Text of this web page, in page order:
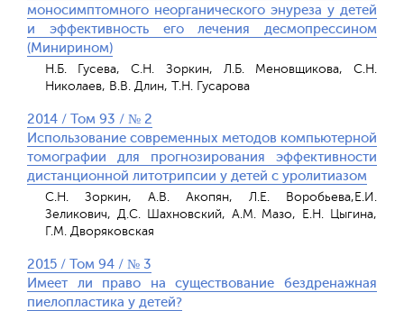
моносимптомного неорганического энуреза у детей
и эффективность его лечения десмопрессином
(Минирином)
Н.Б. Гусева, С.Н. Зоркин, Л.Б. Меновщикова, С.Н.
Николаев, В.В. Длин, Т.Н. Гусарова
2014 / Том 93 / № 2
Использование современных методов компьютерной
томографии для прогнозирования эффективности
дистанционной литотрипсии у детей с уролитиазом
С.Н. Зоркин, А.В. Акопян, Л.Е. Воробьева,Е.И.
Зеликович, Д.С. Шахновский, А.М. Мазо, Е.Н. Цыгина,
Г.М. Дворяковская
2015 / Том 94 / № 3
Имеет ли право на существование бездренажная
пиелопластика у детей?